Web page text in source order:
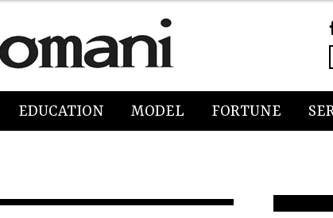
EDUCATION MODEL FORTUNE